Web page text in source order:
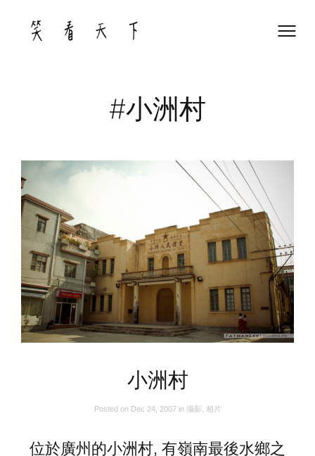
content
#小洲村
小洲村
Posted on Dec 24, 2007 in 攝影 相片
位於廣州的小洲村, 有嶺南最後水鄉之